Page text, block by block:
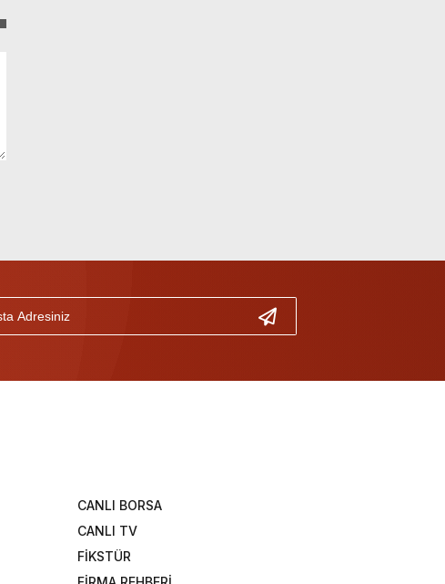
CANLI BORSA
CANLI TV
FİKSTÜR